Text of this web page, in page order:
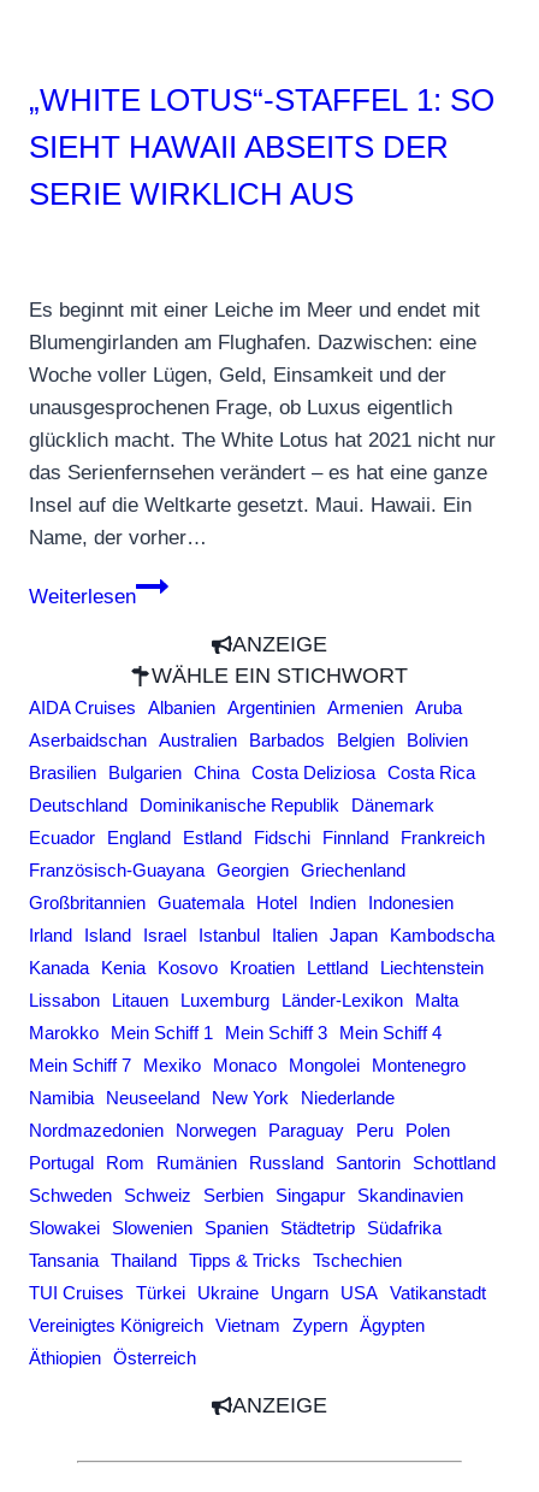
„WHITE LOTUS“-STAFFEL 1: SO
SIEHT HAWAII ABSEITS DER
SERIE WIRKLICH AUS
Es beginnt mit einer Leiche im Meer und endet mit
Blumengirlanden am Flughafen. Dazwischen: eine
Woche voller Lügen, Geld, Einsamkeit und der
unausgesprochenen Frage, ob Luxus eigentlich
glücklich macht. The White Lotus hat 2021 nicht nur
das Serienfernsehen verändert – es hat eine ganze
Insel auf die Weltkarte gesetzt. Maui. Hawaii. Ein
Name, der vorher…
Weiterlesen
„White
Staffel 1:
So
sieht
Hawaii
abseits
der
Serie
wirklich
aus
ANZEIGE
WÄHLE EIN STICHWORT
AIDA Cruises Albanien Argentinien Armenien
Aruba
Aserbaidschan
Australien Barbados Belgien
Bolivien
Brasilien
Bulgarien China Costa Deliziosa
Costa Rica
Deutschland
Dominikanische Republik
Dänemark
Ecuador
England Estland Fidschi Finnland
Frankreich
Französisch-Guayana
Georgien
Griechenland
Großbritannien
Guatemala Hotel Indien
Indonesien
Irland
Island Israel Istanbul Italien Japan
Kambodscha
Kanada
Kenia Kosovo Kroatien Lettland
Liechtenstein
Lissabon
Litauen Luxemburg Länder-Lexikon
Malta
Marokko
Mein Schiff 1 Mein Schiff 3
Mein Schiff 4
Mein Schiff 7
Mexiko Monaco Mongolei
Montenegro
Namibia
Neuseeland New York
Niederlande
Nordmazedonien
Norwegen Paraguay Peru
Polen
Portugal
Rom Rumänien Russland Santorin
Schottland
Schweden
Schweiz Serbien Singapur
Skandinavien
Slowakei
Slowenien Spanien Städtetrip
Südafrika
Tansania
Thailand Tipps & Tricks
Tschechien
TUI Cruises
Türkei Ukraine Ungarn USA
Vatikanstadt
Vereinigtes Königreich
Vietnam Zypern
Ägypten
Äthiopien
Österreich
ANZEIGE